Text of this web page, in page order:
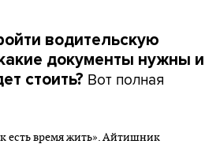
водительскую
документы нужны и
стоить? Вот полная